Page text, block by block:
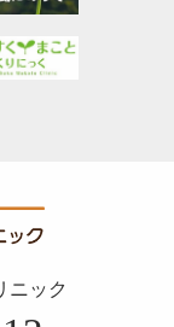
ニック